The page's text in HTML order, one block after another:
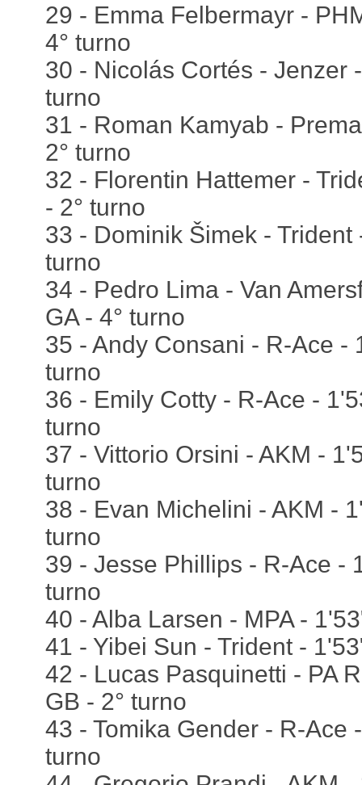
29 - Emma Felbermayr -
4° turno
30 - Nicolás Cortés - Jenzer
turno
31 - Roman Kamyab -
2° turno
32 - Florentin Hattemer -
- 2° turno
33 - Dominik Šimek - Trident
turno
34 - Pedro Lima - Van
GA - 4° turno
35 - Andy Consani - R-Ace -
turno
36 - Emily Cotty - R-Ace -
turno
37 - Vittorio Orsini - AKM -
turno
38 - Evan Michelini - AKM -
turno
39 - Jesse Phillips - R-Ace -
turno
40 - Alba Larsen - MPA -
41 - Yibei Sun - Trident -
42 - Lucas Pasquinetti - PA
GB - 2° turno
43 - Tomika Gender - R-Ace
turno